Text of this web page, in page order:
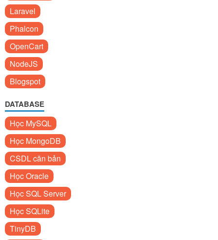
Laravel
Phalcon
OpenCart
NodeJS
Blogspot
DATABASE
Học MySQL
Học MongoDB
CSDL căn bản
Học Oracle
Học SQL Server
Học SQLite
TinyDB